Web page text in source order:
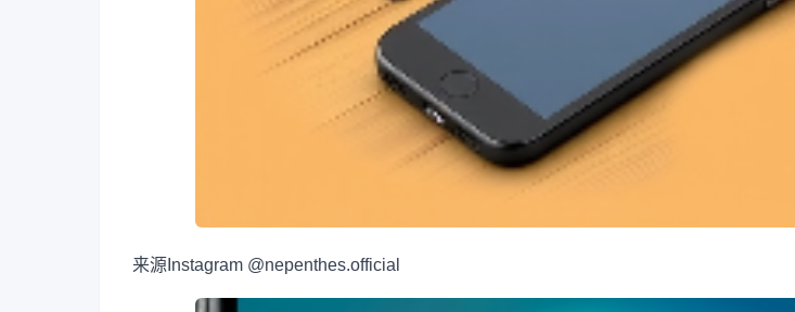
来源 Instagram @nepenthes.official